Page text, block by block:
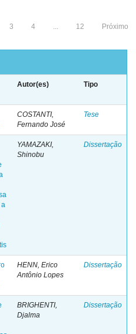
3 4 ... 12 Próximo
Autor(es) Tipo
COSTANTI,
Fernando José
Tese
a
YAMAZAKI,
Shinobu
Dissertação
HENN, Erico
Antônio Lopes
Dissertação
BRIGHENTI,
Djalma
Dissertação